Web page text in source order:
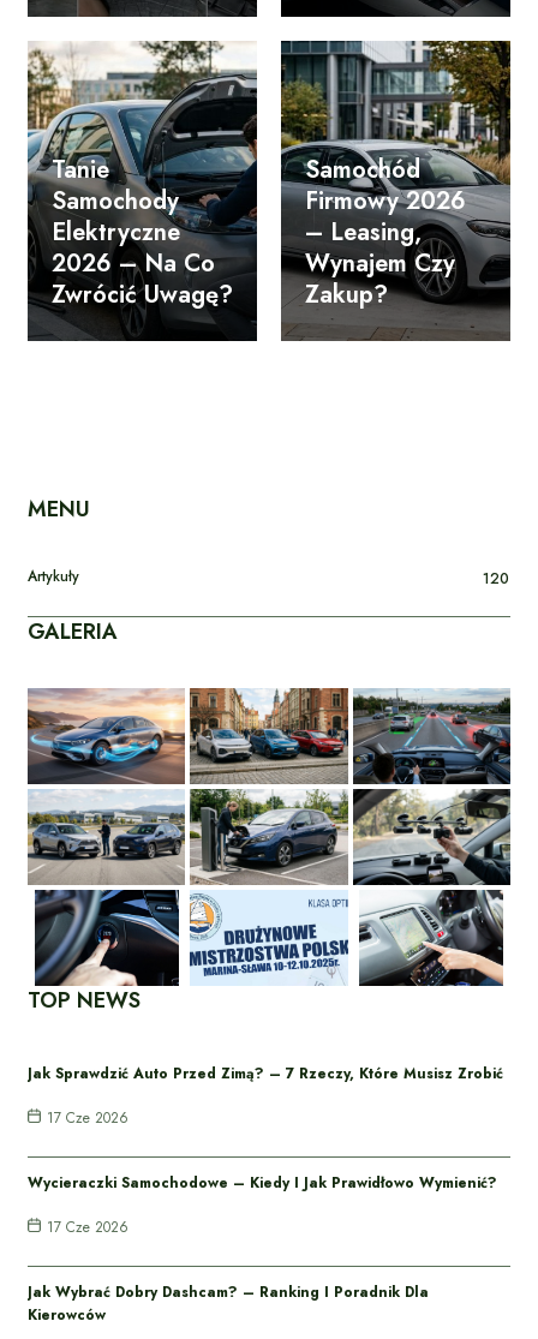
Tanie
Samochody
Elektryczne
2026 – Na Co
Zwrócić Uwagę?
Samochód
Firmowy 2026
– Leasing,
Wynajem Czy
Zakup?
MENU
Artykuły 120
GALERIA
TOP NEWS
Jak Sprawdzić Auto Przed Zimą? – 7 Rzeczy, Które Musisz Zrobić
17 Cze 2026
Wycieraczki Samochodowe – Kiedy I Jak Prawidłowo Wymienić?
17 Cze 2026
Jak Wybrać Dobry Dashcam? – Ranking I Poradnik Dla
Kierowców